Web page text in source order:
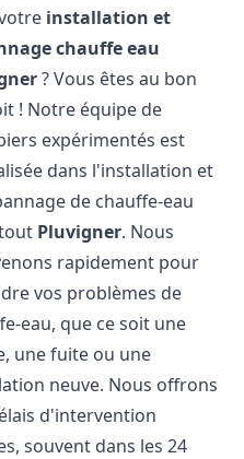
installation et
chauffe eau
? Vous êtes au bon
! Notre équipe de
expérimentés est
dans l'installation et
de chauffe-eau
Pluvigner. Nous
rapidement pour
vos problèmes de
eau, que ce soit une
une fuite ou une
neuve. Nous offrons
d'intervention
souvent dans les 24